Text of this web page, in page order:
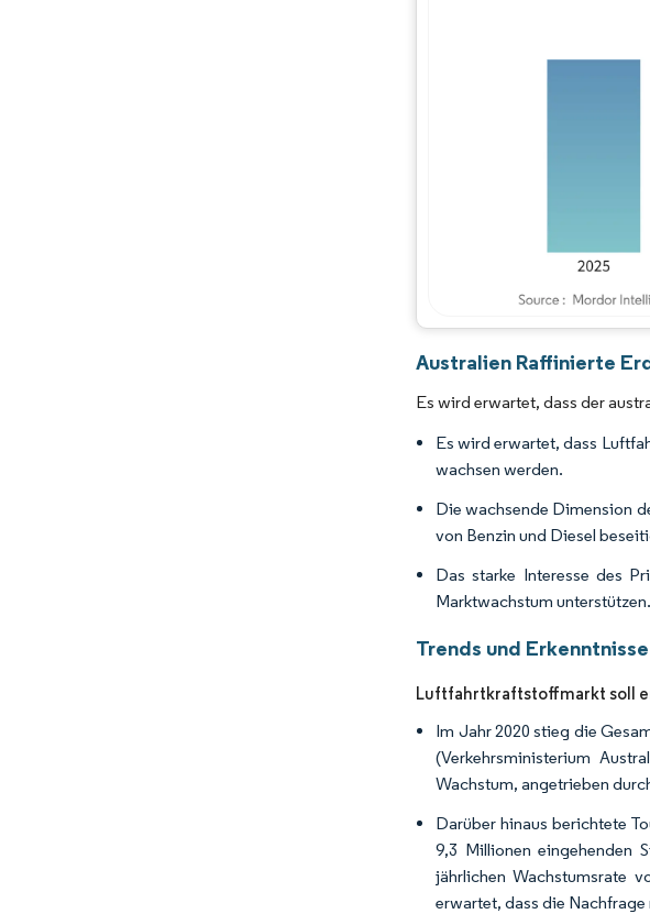
Australien Raffinierte
Es wird erwartet, dass der
Es wird erwartet, dass
wachsen werden.
Die wachsende Dimension
von Benzin und Diesel
Das starke Interesse des
Marktwachstum unterstützen.
Trends und
Luftfahrtkraftstoffmarkt soll
Im Jahr 2020 stieg die
(Verkehrsministerium
Wachstum, angetrieben
Darüber hinaus berichtete
9,3 Millionen eingehenden
jährlichen Wachstumsrate
erwartet, dass die